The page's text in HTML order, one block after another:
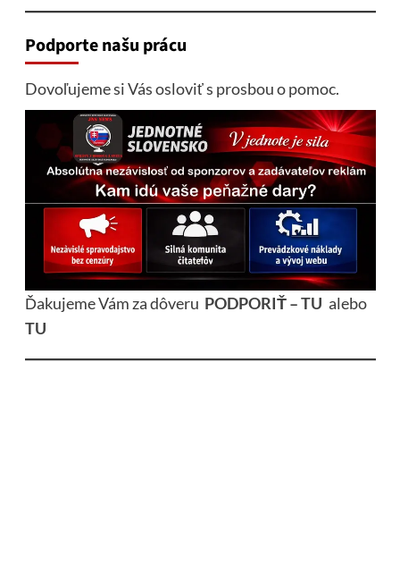
Podporte našu prácu
Dovoľujeme si Vás osloviť s prosbou o pomoc.
Ďakujeme Vám za dôveru PODPORIŤ – TU alebo
TU